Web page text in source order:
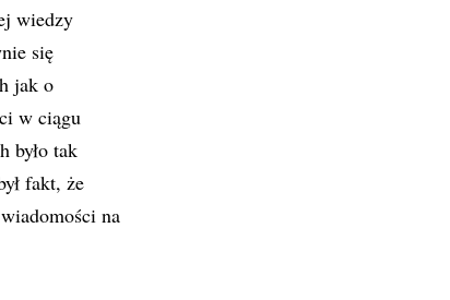
wiedzy
się
jak o
w ciągu
było tak
fakt, że
na